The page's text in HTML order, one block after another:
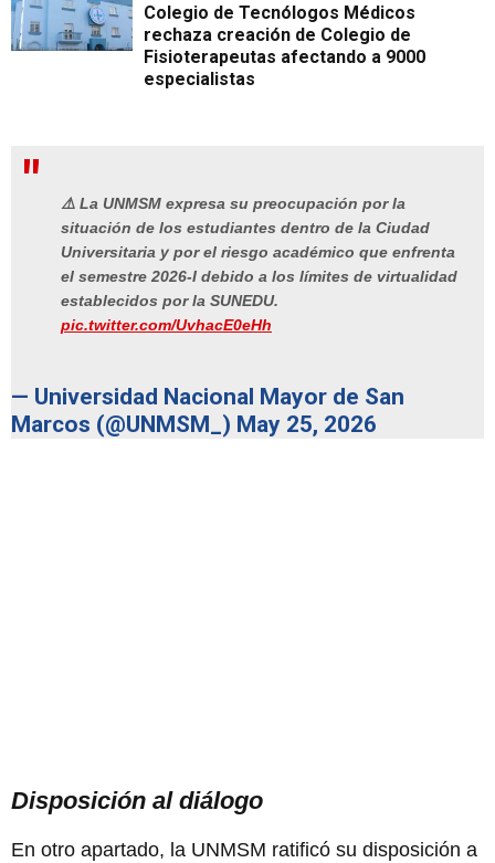
Colegio de Tecnólogos Médicos
rechaza creación de Colegio de
Fisioterapeutas afectando a 9000
especialistas
⚠️ La UNMSM expresa su preocupación por la
situación de los estudiantes dentro de la Ciudad
Universitaria y por el riesgo académico que enfrenta
el semestre 2026-I debido a los límites de virtualidad
establecidos por la SUNEDU.
pic.twitter.com/UvhacE0eHh
— Universidad Nacional Mayor de San
Marcos (@UNMSM_) May 25, 2026
Disposición al diálogo
En otro apartado, la UNMSM ratificó su disposición a